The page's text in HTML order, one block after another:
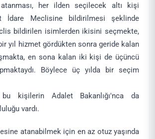
her ilden seçilecek altı kişi
İdare Meclisine bildirilmesi şeklinde
bildirilen isimlerden ikisini seçmekte,
yıl hizmet gördükten sonra geride kalan
en sona kalan iki kişi de üçüncü
Böylece üç yılda bir seçim
kişilerin Adalet Bakanlığı'nca da
vardı.
atanabilmek için en az otuz yaşında